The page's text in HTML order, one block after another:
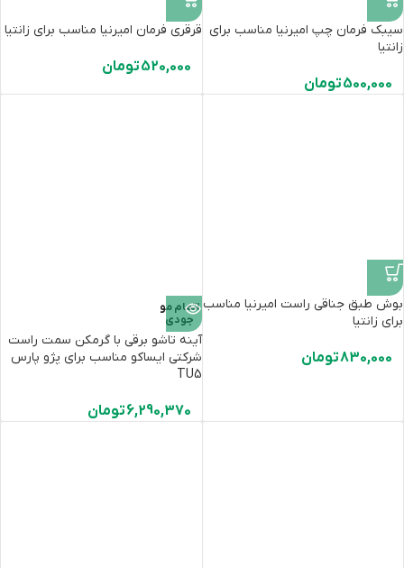
سیبک فرمان چپ امیرنیا مناسب برای
زانتیا
500,000تومان
قرقری فرمان امیرنیا مناسب برای زانتیا
520,000تومان
بوش طبق جناقی راست امیرنیا مناسب
برای زانتیا
830,000تومان
اتمام مو
جودی
آینه تاشو برقی با گرمکن سمت راست
شرکتی ایساکو مناسب برای پژو پارس
TU5
6,290,370تومان